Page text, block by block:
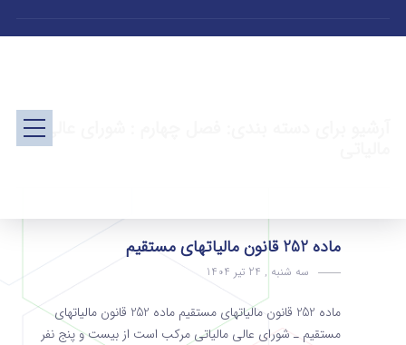
آرشیو برای دسته بندی: فصل چهارم : شورای عالی
ماده 252 قانون مالیاتهای مستقیم
سه شنبه , 24 تیر 1404
ماده 252 قانون مالیاتهای مستقیم ماده 252 قانون مالیاتهای
مستقیم ـ شورای عالی مالیاتی مرکب است از بیست و پنج ‌نفر